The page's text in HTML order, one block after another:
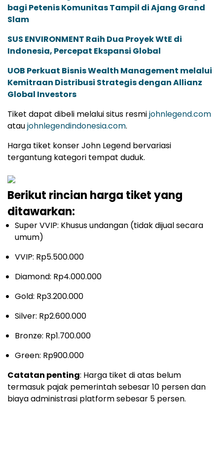
bagi Petenis Komunitas Tampil di Ajang Grand
Slam
SUS ENVIRONMENT Raih Dua Proyek WtE di
Indonesia, Percepat Ekspansi Global
UOB Perkuat Bisnis Wealth Management melalui
Kemitraan Distribusi Strategis dengan Allianz
Global Investors
Tiket dapat dibeli melalui situs resmijohnlegend.com
ataujohnlegendindonesia.com.
Harga tiket konser John Legend bervariasi
tergantung kategori tempat duduk.
Berikut rincian harga tiket yang
ditawarkan:
Super VVIP: Khusus undangan (tidak dijual secara
umum)
VVIP: Rp5.500.000
Diamond: Rp4.000.000
Gold: Rp3.200.000
Silver: Rp2.600.000
Bronze: Rp1.700.000
Green: Rp900.000
Catatan penting: Harga tiket di atas belum
termasuk pajak pemerintah sebesar 10 persen dan
biaya administrasi platform sebesar 5 persen.